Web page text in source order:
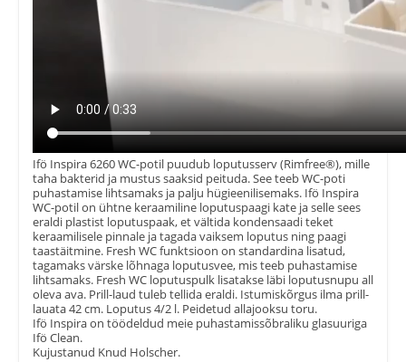
Ifö Inspira 6260 WC-potil puudub loputusserv (Rimfree®), mille
taha bakterid ja mustus saaksid peituda. See teeb WC-poti
puhastamise lihtsamaks ja palju hügieenilisemaks. Ifö Inspira
WC-potil on ühtne keraamiline loputuspaagi kate ja selle sees
eraldi plastist loputuspaak, et vältida kondensaadi teket
keraamilisele pinnale ja tagada vaiksem loputus ning paagi
taastäitmine. Fresh WC funktsioon on standardina lisatud,
tagamaks värske lõhnaga loputusvee, mis teeb puhastamise
lihtsamaks. Fresh WC loputuspulk lisatakse läbi loputusnupu all
oleva ava. Prill-laud tuleb tellida eraldi. Istumiskõrgus ilma prill-
lauata 42 cm. Loputus 4/2 l. Peidetud allajooksu toru.
Ifö Inspira on töödeldud meie puhastamissõbraliku glasuuriga
Ifö Clean.
Kujustanud Knud Holscher.